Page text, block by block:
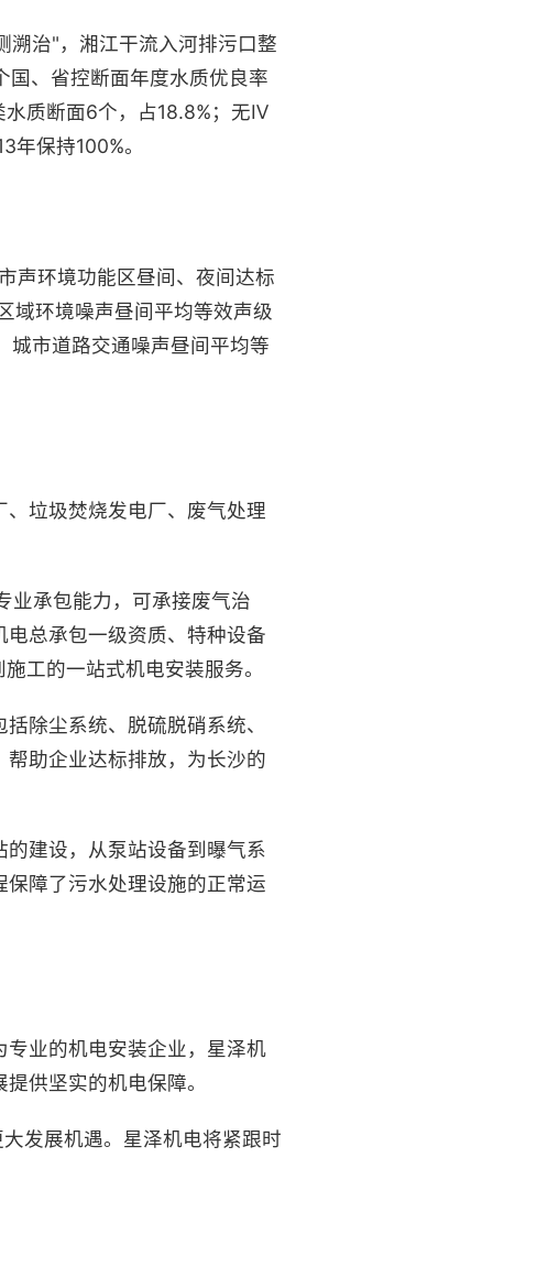
溯治"，湘江干流入河排污口整
、省控断面年度水质优良率
水质断面6个，占18.8%；无Ⅳ
保持100%。
声环境功能区昼间、夜间达标
域环境噪声昼间平均等效声级
市道路交通噪声昼间平均等
垃圾焚烧发电厂、废气处理
业承包能力，可承接废气治
总承包一级资质、特种设备
工的一站式机电安装服务。
除尘系统、脱硫脱硝系统、
助企业达标排放，为长沙的
建设，从泵站设备到曝气系
障了污水处理设施的正常运
业的机电安装企业，星泽机
供坚实的机电保障。
发展机遇。星泽机电将紧跟时